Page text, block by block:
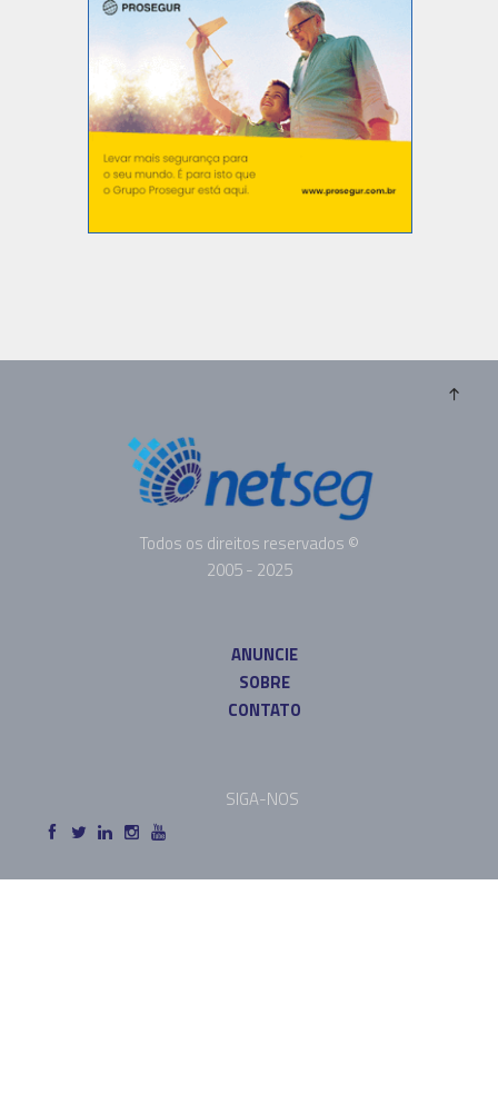
Todos os direitos reservados ©
2005 - 2025
ANUNCIE
SOBRE
CONTATO
SIGA-NOS